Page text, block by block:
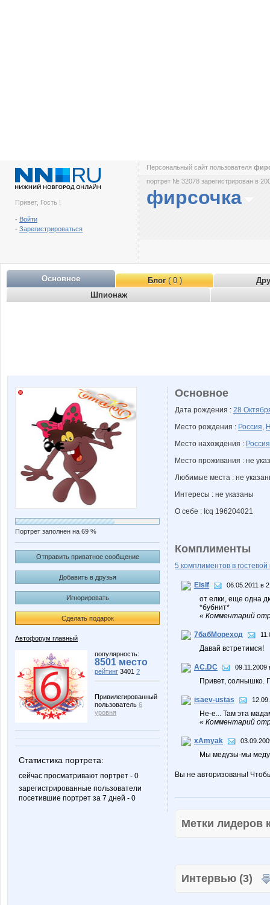
Привет, Гость !
- Войти
- Зарегистрироваться
Персональный сайт пользователя
портрет № 32078 зарегистрирован в
фирсочка
Основное Блог( 0 )
Шпионаж
Портрет заполнен на 69 %
Отправить приватное сообщение
Добавить в друзья
Игнорировать
Сделать подарок
Автофорум главный
популярность:
8501 место
рейтинг 3401 ?
Привилегированный
пользователь 6
уровня
Статистика портрета:
сейчас просматривают портрет - 0
зарегистрированные пользователи
посетившие портрет за 7 дней - 0
Основное
Дата рождения : 28
Место рождения : Россия,
Место нахождения : Россия
Место проживания : не
Любимые места : не
Интересы : не указаны
О себе : Icq 196204021
Комплименты
5 комплиментов в гостевой
ElsIf 06.05.2011 в
от елки, еще одна
*бубнит*
« Комментарий
7бабМореход
Давай встретимся!
AC.DC 09.11.2009
Привет, солнышко.
isaev-ustas
Не-е... Там эта
« Комментарий
xAmyak
Мы медузы-мы
Вы не авторизованы!
Метки
Интервью (3)